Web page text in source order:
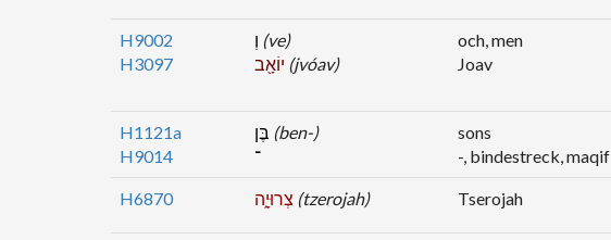
H9002
H3097
(ve)
(jvóav)
och, men
Joav
H1121a
H9014
(ben-)
־
sons
-, bindestreck, maqif
H6870 (tzerojah) Tserojah